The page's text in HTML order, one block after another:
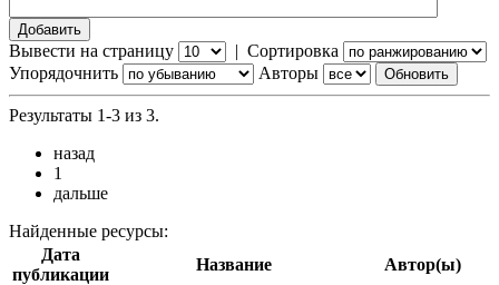
Вывести на страницу | Сортировка
Упорядочнить
Авторы
Результаты 1-3 из 3.
назад
1
дальше
Найденные ресурсы:
Дата
публикации
Название Автор(ы)